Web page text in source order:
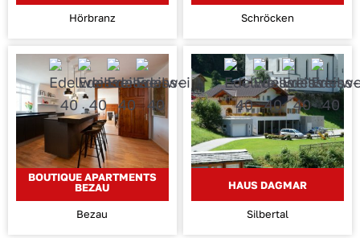
Hörbranz Schröcken
BOUTIQUE APARTMENTS
BEZAU
Bezau
HAUS DAGMAR
Silbertal